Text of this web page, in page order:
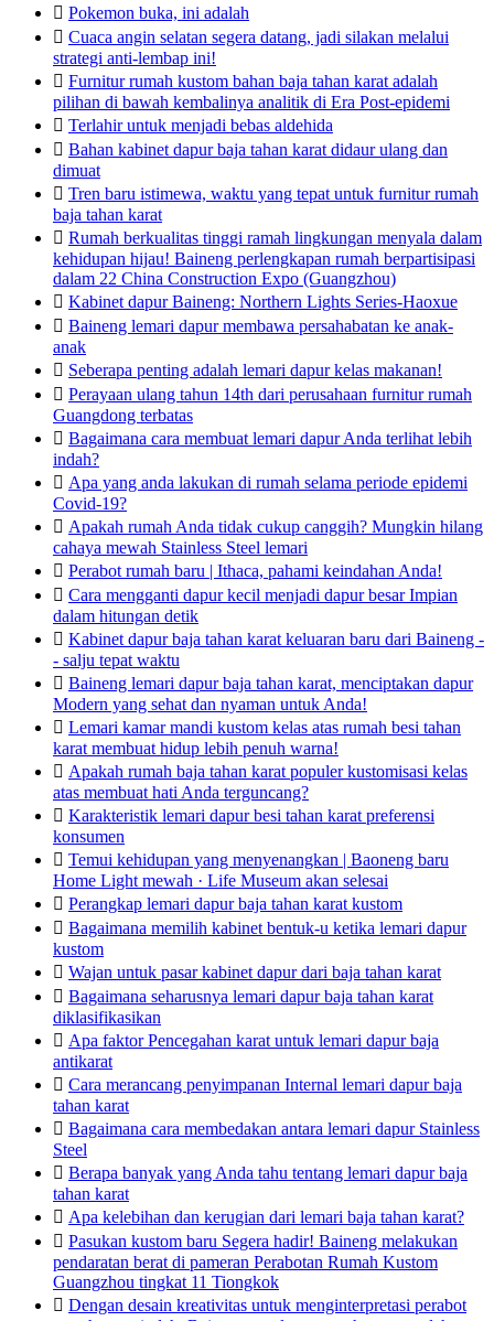
 Pokemon buka, ini adalah
 Cuaca angin selatan segera datang, jadi silakan melalui
strategi anti-lembap ini!
 Furnitur rumah kustom bahan baja tahan karat adalah
pilihan di bawah kembalinya analitik di Era Post-epidemi
 Terlahir untuk menjadi bebas aldehida
 Bahan kabinet dapur baja tahan karat didaur ulang dan
dimuat
 Tren baru istimewa, waktu yang tepat untuk furnitur rumah
baja tahan karat
 Rumah berkualitas tinggi ramah lingkungan menyala dalam
kehidupan hijau! Baineng perlengkapan rumah berpartisipasi
dalam 22 China Construction Expo (Guangzhou)
 Kabinet dapur Baineng: Northern Lights Series-Haoxue
 Baineng lemari dapur membawa persahabatan ke anak-
anak
 Seberapa penting adalah lemari dapur kelas makanan!
 Perayaan ulang tahun 14th dari perusahaan furnitur rumah
Guangdong terbatas
 Bagaimana cara membuat lemari dapur Anda terlihat lebih
indah?
 Apa yang anda lakukan di rumah selama periode epidemi
Covid-19?
 Apakah rumah Anda tidak cukup canggih? Mungkin hilang
cahaya mewah Stainless Steel lemari
 Perabot rumah baru | Ithaca, pahami keindahan Anda!
 Cara mengganti dapur kecil menjadi dapur besar Impian
dalam hitungan detik
 Kabinet dapur baja tahan karat keluaran baru dari Baineng -
- salju tepat waktu
 Baineng lemari dapur baja tahan karat, menciptakan dapur
Modern yang sehat dan nyaman untuk Anda!
 Lemari kamar mandi kustom kelas atas rumah besi tahan
karat membuat hidup lebih penuh warna!
 Apakah rumah baja tahan karat populer kustomisasi kelas
atas membuat hati Anda terguncang?
 Karakteristik lemari dapur besi tahan karat preferensi
konsumen
 Temui kehidupan yang menyenangkan | Baoneng baru
Home Light mewah · Life Museum akan selesai
 Perangkap lemari dapur baja tahan karat kustom
 Bagaimana memilih kabinet bentuk-u ketika lemari dapur
kustom
 Wajan untuk pasar kabinet dapur dari baja tahan karat
 Bagaimana seharusnya lemari dapur baja tahan karat
diklasifikasikan
 Apa faktor Pencegahan karat untuk lemari dapur baja
antikarat
 Cara merancang penyimpanan Internal lemari dapur baja
tahan karat
 Bagaimana cara membedakan antara lemari dapur Stainless
Steel
 Berapa banyak yang Anda tahu tentang lemari dapur baja
tahan karat
 Apa kelebihan dan kerugian dari lemari baja tahan karat?
 Pasukan kustom baru Segera hadir! Baineng melakukan
pendaratan berat di pameran Perabotan Rumah Kustom
Guangzhou tingkat 11 Tiongkok
 Dengan desain kreativitas untuk menginterpretasi perabot